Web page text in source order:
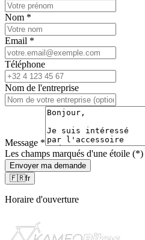
Nom *
Email *
Téléphone
Nom de l'entreprise
Message *
Les champs marqués d'une étoile
Envoyer ma demande
🇫🇷fr
Horaire d'ouverture